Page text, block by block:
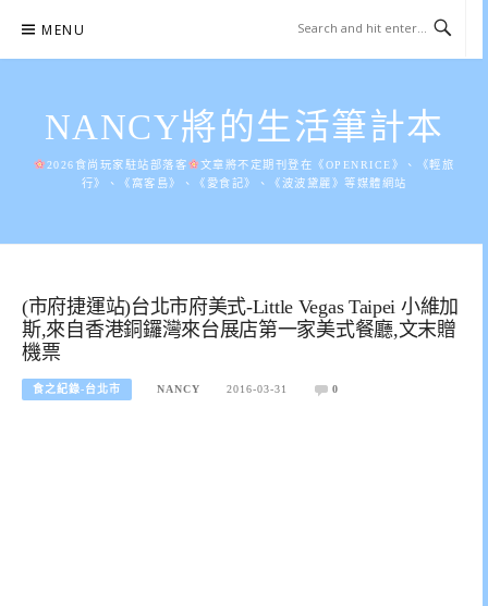
content
MENU
NANCY將的生活筆計本
2026食尚玩家駐站部落客
文章將不定期刊登在《OPENRICE》、《輕旅
行》、《窩客島》、《愛食記》、《波波黛麗》等媒體網站
(市府捷運站)台北市府美式-Little Vegas Taipei 小維加
斯,來自香港銅鑼灣來台展店第一家美式餐廳,文末贈
機票
食之紀錄-台北市 NANCY 2016-03-31 0